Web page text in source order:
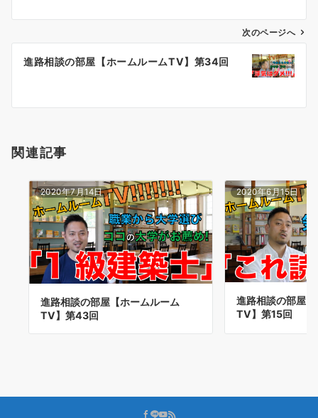
ン
次のページへ
進路相談の部屋【ホームルームTV】第34回
関連記事
2020年7月14日
進路相談の部屋【ホームルーム
TV】第43回
2020年6月15日
進路相談の部屋
TV】第15回